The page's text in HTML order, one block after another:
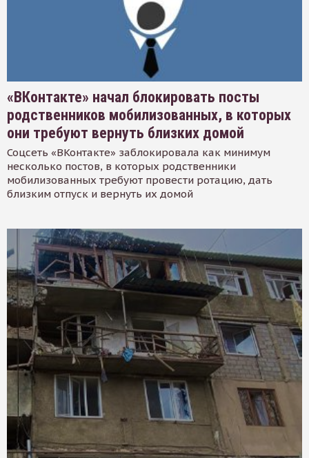
«ВКонтакте» начал блокировать посты
родственников мобилизованных, в которых
они требуют вернуть близких домой
Соцсеть «ВКонтакте» заблокировала как минимум
несколько постов, в которых родственники
мобилизованных требуют провести ротацию, дать
близким отпуск и вернуть их домой